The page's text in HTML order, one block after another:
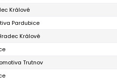
Králové
Pardubice
Králové
Trutnov